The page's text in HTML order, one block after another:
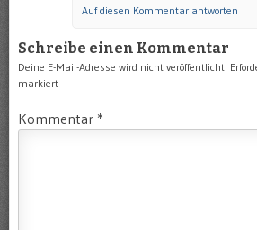
Auf diesen Kommentar antworten
Schreibe einen Kommentar
Deine E-Mail-Adresse wird nicht veröffentlicht.
markiert
Kommentar *